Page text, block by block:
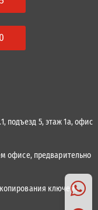
подъезд 5, этаж 1а, офис
офисе, предварительно
ключей,